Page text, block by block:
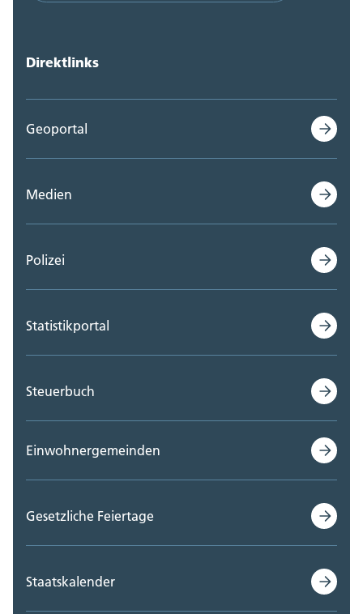
Direktlinks
Geoportal
Medien
Polizei
Statistikportal
Steuerbuch
Einwohnergemeinden
Gesetzliche Feiertage
Staatskalender